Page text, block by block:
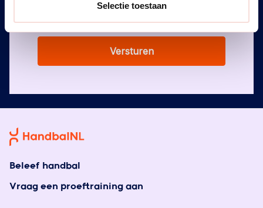
Selectie toestaan
Versturen
Beleef handbal
Vraag een proeftraining aan